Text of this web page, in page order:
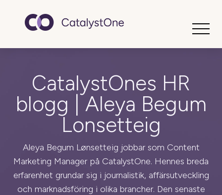
CatalystOnes HR
blogg | Aleya Begum
Lonsetteig
Aleya Begum Lønsetteig jobbar som Content
Marketing Manager på CatalystOne. Hennes breda
erfarenhet grundar sig i journalistik, affärsutveckling
och marknadsföring i olika brancher. Den senaste